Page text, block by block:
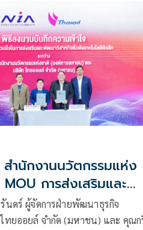
ดพื้นที่สำคัญสำหรับสตาร์ตอัป ผู้
วัตกรรม และธุรกิจเทคโนโลยีไทย ที่
หม่ในการเติบโต
ำนักงานนวัตกรรมแห่ง
การส่งเสริมและ
ริ่มต้น ด้านเทคโนโลยี
Tech Startup) เพื่อ
นดร์ ผู้จัดการฝ่ายพัฒนาธุรกิจ
ทยออยล์ จำกัด (มหาชน) และ คุณ